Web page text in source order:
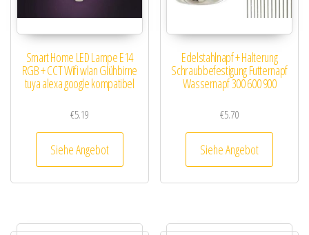
Smart Home LED Lampe E14
RGB + CCT Wifi wlan Glühbirne
tuya alexa google kompatibel
€5.19
Siehe Angebot
Edelstahlnapf + Halterung
Schraubbefestigung Futternapf
Wassernapf 300 600 900
€5.70
Siehe Angebot